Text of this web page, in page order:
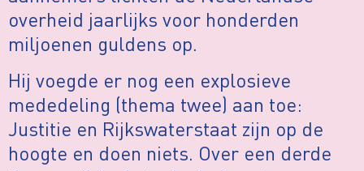
overheid jaarlijks voor honderden
miljoenen guldens op.
Hij voegde er nog een explosieve
mededeling (thema twee) aan toe:
Justitie en Rijkswaterstaat zijn op de
hoogte en doen niets. Over een derde